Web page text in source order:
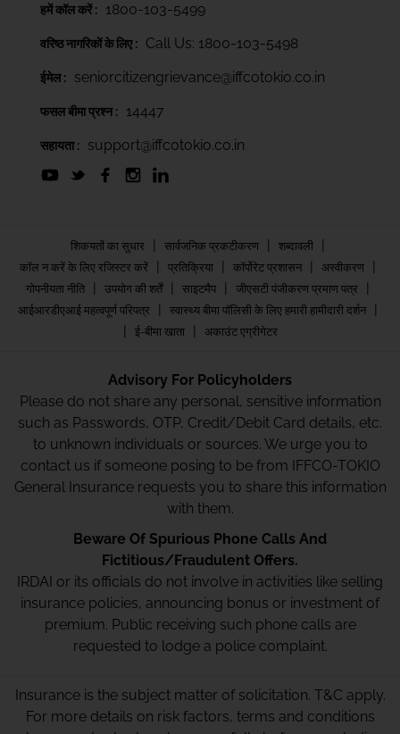
हमें कॉल करें : 1800-103-5499
वरिष्ठ नागरिकों के लिए : Call Us: 1800-103-5498
ईमेल : seniorcitizengrievance@iffcotokio.co.in
फसल बीमा प्रश्न : 14447
सहायता : support@iffcotokio.co.in
शिकयतों का सुधार सार्वजनिक प्रकटीकरण शब्दावली
कॉल न करें के लिए रजिस्टर करें प्रतिक्रिया कॉर्पोरेट प्रशासन अस्वीकरण
गोपनीयता नीति उपयोग की शर्तें साइटमैप जीएसटी पंजीकरण प्रमाण पत्र
आईआरडीएआई महत्वपूर्ण परिपत्र स्वास्थ्य बीमा पॉलिसी के लिए हमारी हामीदारी दर्शन
ई-बीमा खाता अकाउंट एग्रीगेटर
Advisory For Policyholders
Please do not share any personal, sensitive information
such as Passwords, OTP, Credit/Debit Card details, etc.
to unknown individuals or sources. We urge you to
contact us if someone posing to be from IFFCO-TOKIO
General Insurance requests you to share this information
with them.
Beware Of Spurious Phone Calls And
Fictitious/Fraudulent Offers.
IRDAI or its officials do not involve in activities like selling
insurance policies, announcing bonus or investment of
premium. Public receiving such phone calls are
requested to lodge a police complaint.
Insurance is the subject matter of solicitation. T&C apply.
For more details on risk factors, terms and conditions